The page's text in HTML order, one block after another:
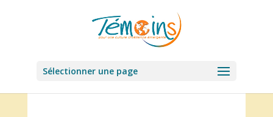
Sélectionner une page